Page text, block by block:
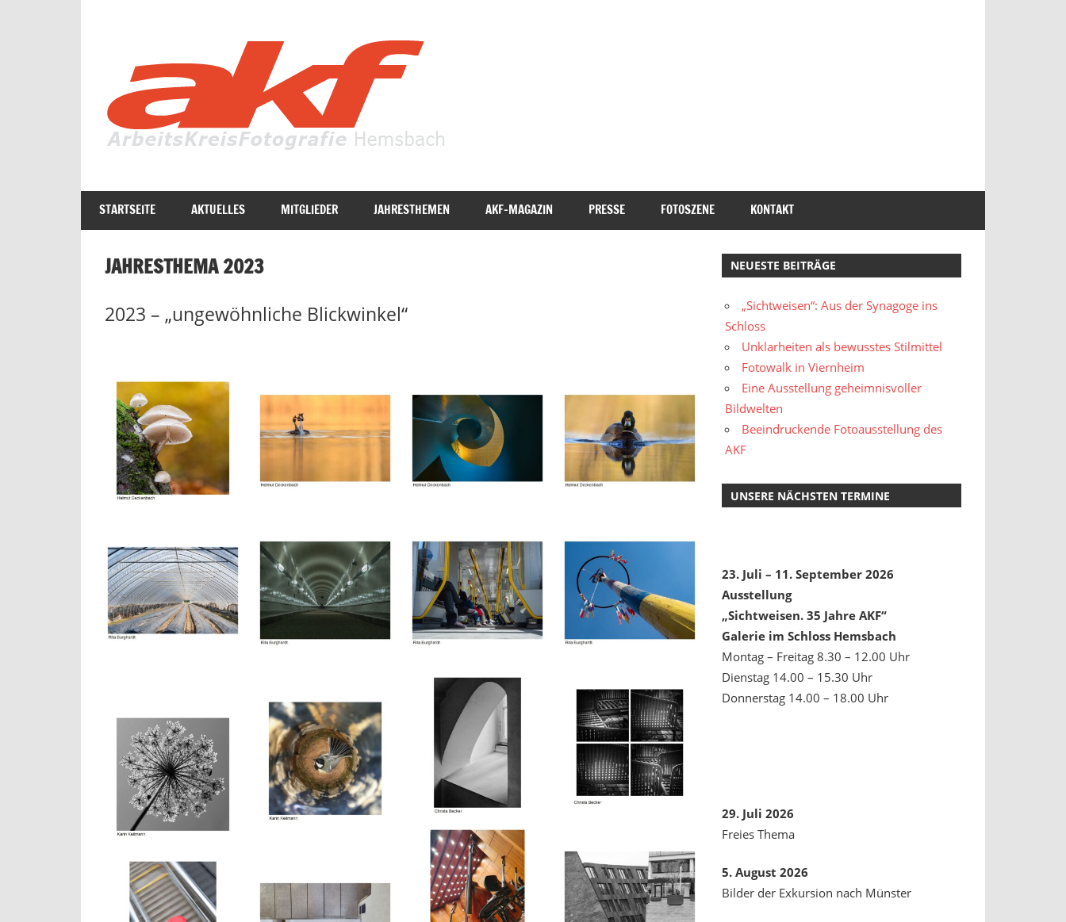
in
ihrer
ganzen
Vielfalt
STARTSEITE AKTUELLES MITGLIEDER JAHRESTHEMEN AKF-MAGAZIN PRESSE FOTOSZENE KONTAKT
JAHRESTHEMA 2023
2023 – „ungewöhnliche Blickwinkel“
NEUESTE BEITRÄGE
„Sichtweisen“: Aus der Synagoge ins
Schloss
Unklarheiten als bewusstes Stilmittel
Fotowalk in Viernheim
Eine Ausstellung geheimnisvoller
Bildwelten
Beeindruckende Fotoausstellung des
AKF
UNSERE NÄCHSTEN TERMINE
23. Juli – 11. September 2026
Ausstellung
„Sichtweisen. 35 Jahre AKF“
Galerie im Schloss Hemsbach
Montag – Freitag 8.30 – 12.00 Uhr
Dienstag 14.00 – 15.30 Uhr
Donnerstag 14.00 – 18.00 Uhr
29. Juli 2026
Freies Thema
5. August 2026
Bilder der Exkursion nach Münster